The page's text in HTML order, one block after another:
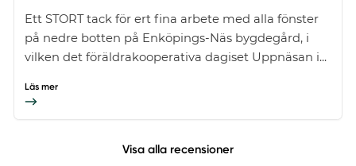
Ett STORT tack för ert fina arbete med alla fönster
på nedre botten på Enköpings-Näs bygdegård, i
vilken det föräldrakooperativa dagiset Uppnäsan i...
Läs mer
Visa alla recensioner